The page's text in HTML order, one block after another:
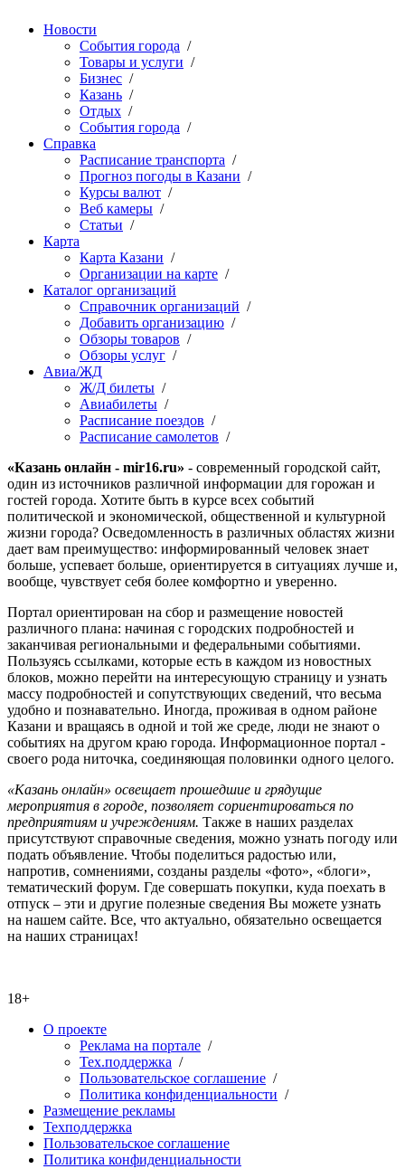
Новости
События города /
Товары и услуги /
Бизнес /
Казань /
Отдых /
События города /
Справка
Расписание транспорта /
Прогноз погоды в Казани /
Курсы валют /
Веб камеры /
Статьи /
Карта
Карта Казани /
Организации на карте /
Каталог организаций
Справочник организаций /
Добавить организацию /
Обзоры товаров /
Обзоры услуг /
Авиа/ЖД
Ж/Д билеты /
Авиабилеты /
Расписание поездов /
Расписание самолетов /
«Казань онлайн - mir16.ru» - современный городской сайт,
один из источников различной информации для горожан и
гостей города. Хотите быть в курсе всех событий
политической и экономической, общественной и культурной
жизни города? Осведомленность в различных областях жизни
дает вам преимущество: информированный человек знает
больше, успевает больше, ориентируется в ситуациях лучше и,
вообще, чувствует себя более комфортно и уверенно.
Портал ориентирован на сбор и размещение новостей
различного плана: начиная с городских подробностей и
заканчивая региональными и федеральными событиями.
Пользуясь ссылками, которые есть в каждом из новостных
блоков, можно перейти на интересующую страницу и узнать
массу подробностей и сопутствующих сведений, что весьма
удобно и познавательно. Иногда, проживая в одном районе
Казани и вращаясь в одной и той же среде, люди не знают о
событиях на другом краю города. Информационное портал -
своего рода ниточка, соединяющая половинки одного целого.
«Казань онлайн» освещает прошедшие и грядущие
мероприятия в городе, позволяет сориентироваться по
предприятиям и учреждениям. Также в наших разделах
присутствуют справочные сведения, можно узнать погоду или
подать объявление. Чтобы поделиться радостью или,
напротив, сомнениями, созданы разделы «фото», «блоги»,
тематический форум. Где совершать покупки, куда поехать в
отпуск – эти и другие полезные сведения Вы можете узнать
на нашем сайте. Все, что актуально, обязательно освещается
на наших страницах!
18+
О проекте
Реклама на портале /
Тех.поддержка /
Пользовательское соглашение /
Политика конфиденциальности /
Размещение рекламы
Техподдержка
Пользовательское соглашение
Политика конфиденциальности